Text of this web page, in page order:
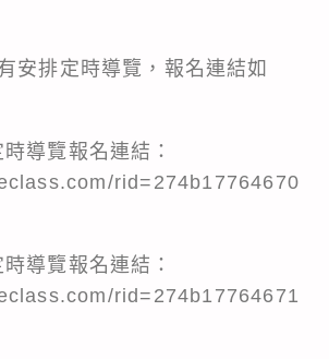
安排定時導覽，報名連結如
導覽報名連結：
rid=274b17764670
導覽報名連結：
rid=274b17764671